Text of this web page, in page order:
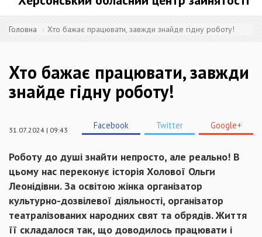
Головна Хто бажає працювати, завжди знайде гідну роботу!
Хто бажає працювати, завжди
знайде гідну роботу!
31.07.2024 | 09:43 Facebook Twitter Google+
Роботу до душі знайти непросто, але реально! В
цьому нас переконує історія Холової Ольги
Леонідівни. За освітою жінка організатор
культурно-дозвілевої діяльності, організатор
театралізованих народних свят та обрядів. Життя
її складалося так, що доводилось працювати і